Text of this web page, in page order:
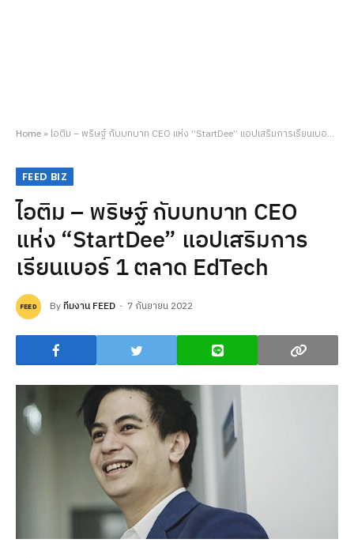
Home» ไอติม – พริษฐ์ กับบทบาท CEO แห่ง “StartDee” แอปเสริมการเรียนเบอร์ 1 ตลาด EdTech
FEED BIZ
ไอติม – พริษฐ์ กับบทบาท CEO
แห่ง “StartDee” แอปเสริมการ
เรียนเบอร์ 1 ตลาด EdTech
Byทีมงาน FEED 7 กันยายน 2022